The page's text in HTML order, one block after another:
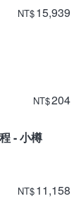
NT$15,939
NT$204
- 小樽
NT$11,158